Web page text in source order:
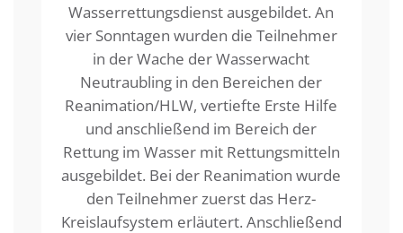
Wasserrettungsdienst ausgebildet. An
vier Sonntagen wurden die Teilnehmer
in der Wache der Wasserwacht
Neutraubling in den Bereichen der
Reanimation/HLW, vertiefte Erste Hilfe
und anschließend im Bereich der
Rettung im Wasser mit Rettungsmitteln
ausgebildet. Bei der Reanimation wurde
den Teilnehmer zuerst das Herz-
Kreislaufsystem erläutert. Anschließend